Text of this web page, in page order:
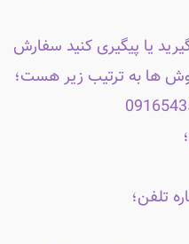
یا پیگیری کنید سفارش
ها به ترتیب زیر هست؛
تلفن؛